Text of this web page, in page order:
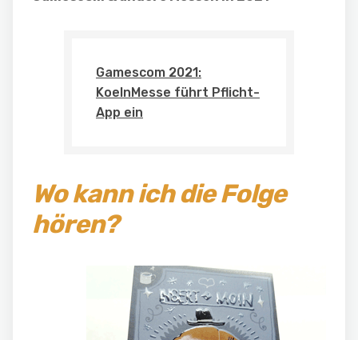
Gamescom 2021:
KoelnMesse führt Pflicht-
App ein
Wo kann ich die Folge
hören?